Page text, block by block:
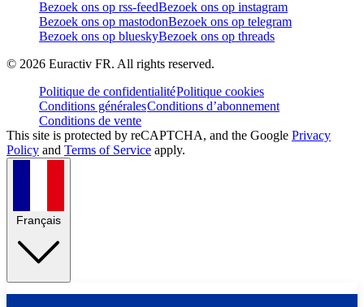
Bezoek ons op rss-feedBezoek ons op instagram
Bezoek ons op mastodonBezoek ons op telegram
Bezoek ons op blueskyBezoek ons op threads
© 2026 Euractiv FR. All rights reserved.
Politique de confidentialitéPolitique cookies
Conditions généralesConditions d’abonnement
Conditions de vente
This site is protected by reCAPTCHA, and the Google Privacy
Policy and Terms of Service apply.
Français